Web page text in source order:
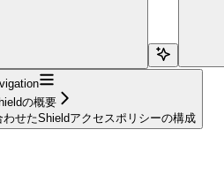
の概要
せたShieldアクセスポリシーの構成